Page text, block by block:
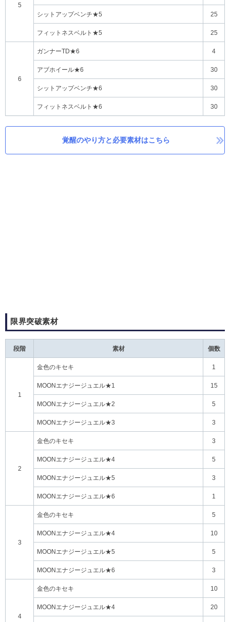
5
シットアップベンチ★5
25
フィットネスベルト★5 25
6
ガンナーTD★6 4
アブホイール★6 30
シットアップベンチ★6 30
フィットネスベルト★6 30
覚醒のやり方と必要素材はこちら
限界突破素材
段階 素材 個数
1
金色のキセキ 1
MOONエナジージュエル★1 15
MOONエナジージュエル★2 5
MOONエナジージュエル★3 3
2
金色のキセキ 3
MOONエナジージュエル★4 5
MOONエナジージュエル★5 3
MOONエナジージュエル★6 1
3
金色のキセキ 5
MOONエナジージュエル★4 10
MOONエナジージュエル★5 5
MOONエナジージュエル★6 3
4
金色のキセキ 10
MOONエナジージュエル★4 20